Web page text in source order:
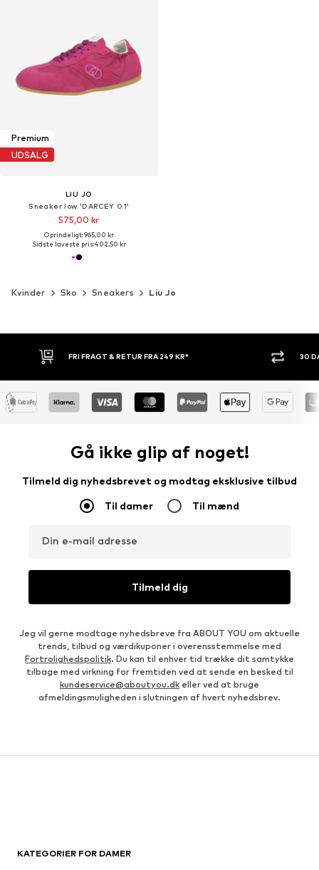
Premium
UDSALG
LIU JO
Sneaker low 'DARCEY 01'
575,00 kr
Oprindeligt: 965,00 kr
Sidste laveste pris:402,50 kr
Kvinder Sko Sneakers Liu Jo
30 DAGES RETURRET
Gå ikke glip af noget!
Tilmeld dig nyhedsbrevet og modtag eksklusive tilbud
Til damer Til mænd
Din e-mail adresse
Tilmeld dig
Jeg vil gerne modtage nyhedsbreve fra ABOUT YOU om aktuelle
trends, tilbud og værdikuponer i overensstemmelse med
Fortrolighedspolitik. Du kan til enhver tid trække dit samtykke
tilbage med virkning for fremtiden ved at sende en besked til
kundeservice@aboutyou.dk eller ved at bruge
afmeldingsmuligheden i slutningen af hvert nyhedsbrev.
KATEGORIER FOR DAMER